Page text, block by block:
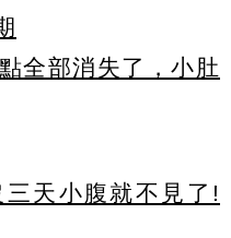
全部消失了，小肚
天小腹就不見了!